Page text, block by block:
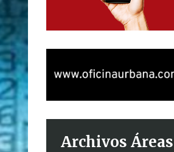
Archivos Áreas